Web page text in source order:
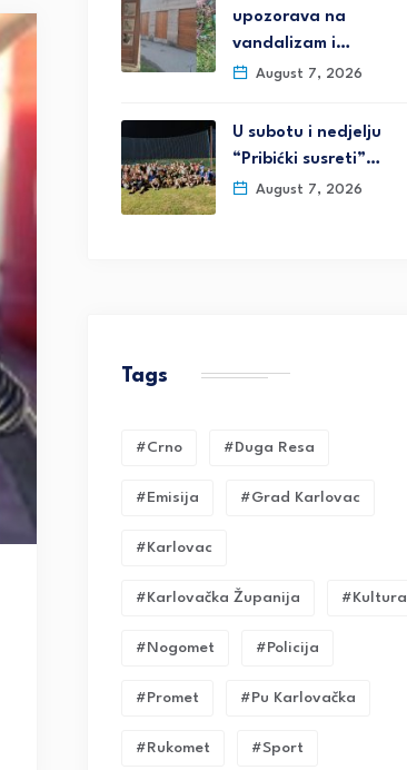
upozorava na
vandalizam i…
August 7, 2026
U subotu i nedjelju
“Pribićki susreti”…
August 7, 2026
Tags
#crno #duga Resa
#emisija #grad Karlovac
#karlovac
#karlovačka Županija #kultura
#nogomet #policija
#promet #pu Karlovačka
#rukomet #sport